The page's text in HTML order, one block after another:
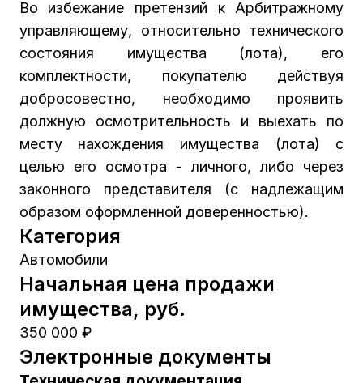
Во избежание претензий к Арбитражному
управляющему, относительно технического
состояния имущества (лота), его
комплектности, покупателю действуя
добросовестно, необходимо проявить
должную осмотрительность и выехать по
месту нахождения имущества (лота) с
целью его осмотра - личного, либо через
законного представителя (с надлежащим
образом оформленной доверенностью).
Категория
Автомобили
Начальная цена продажи
имущества, руб.
350 000 ₽
Электронные документы